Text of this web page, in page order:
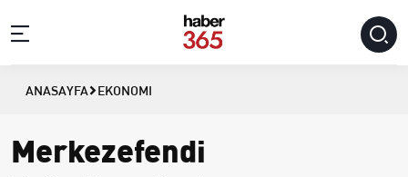
ANASAYFA EKONOMI
Merkezefendi